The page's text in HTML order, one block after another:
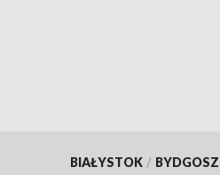
BIAŁYSTOK /